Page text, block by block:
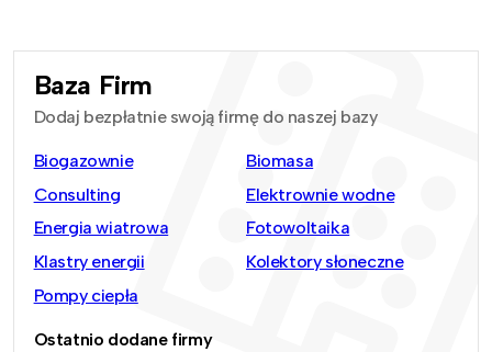
Baza Firm
Dodaj bezpłatnie swoją firmę do naszej bazy
Biogazownie
Biomasa
Consulting
Elektrownie wodne
Energia wiatrowa
Fotowoltaika
Klastry energii
Kolektory słoneczne
Pompy ciepła
Ostatnio dodane firmy